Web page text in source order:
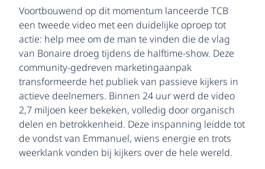
Voortbouwend op dit momentum lanceerde TCB
een tweede video met een duidelijke oproep tot
actie: help mee om de man te vinden die de vlag
van Bonaire droeg tijdens de halftime-show. Deze
community-gedreven marketingaanpak
transformeerde het publiek van passieve kijkers in
actieve deelnemers. Binnen 24 uur werd de video
2,7 miljoen keer bekeken, volledig door organisch
delen en betrokkenheid. Deze inspanning leidde tot
de vondst van Emmanuel, wiens energie en trots
weerklank vonden bij kijkers over de hele wereld.